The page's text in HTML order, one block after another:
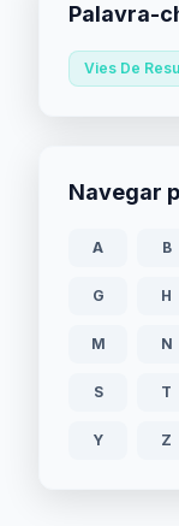
Palavra-
Vies De
Navegar
A B
G H
M N
S T
Y Z